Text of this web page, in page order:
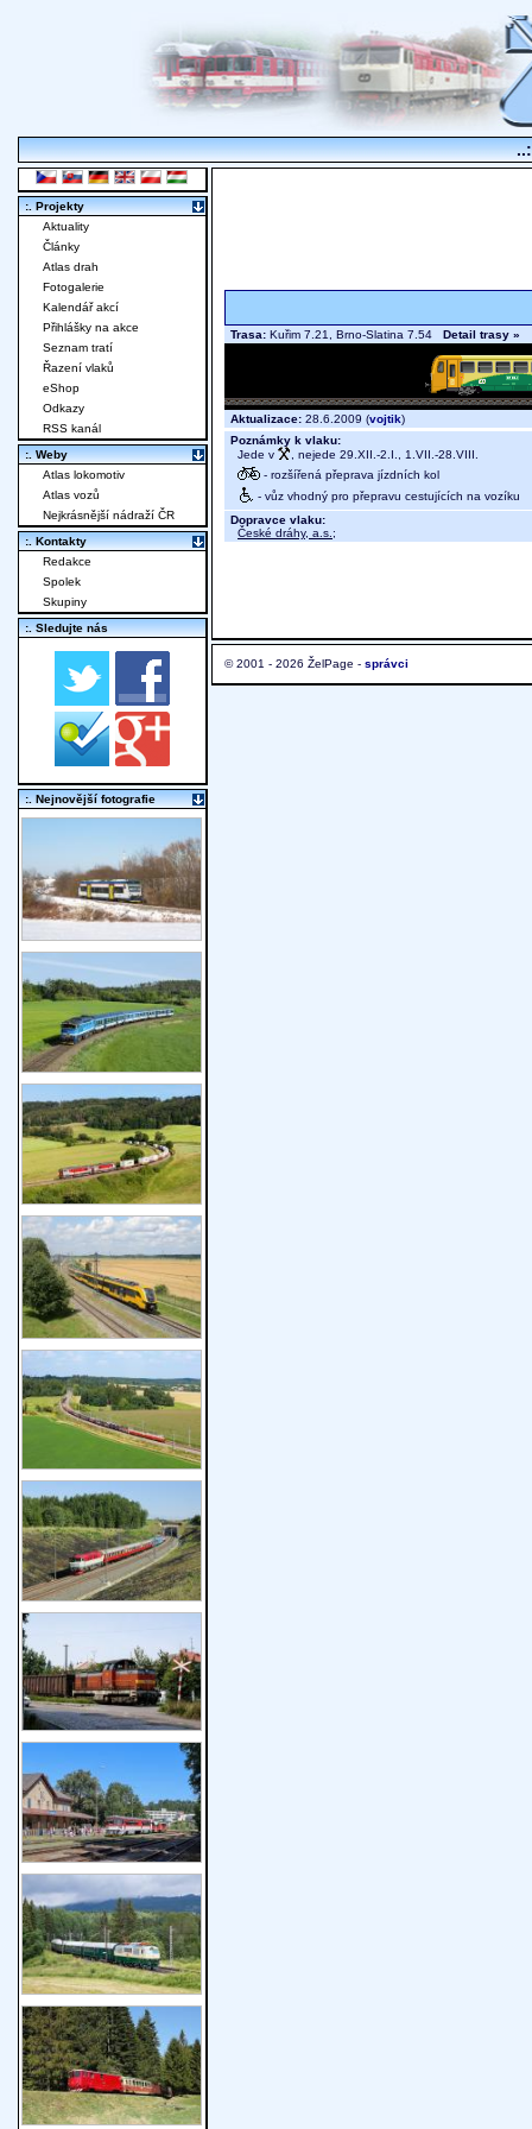
Trasa: Kuřim 7.21, Brno-Slatina 7.54 Detail trasy »
Aktualizace: 28.6.2009 (vojtik)
Poznámky k vlaku:
Jede v
, nejede 29.XII.-2.I., 1.VII.-28.VIII.
- rozšířená přeprava jízdních kol
- vůz vhodný pro přepravu cestujících na vozíku
Dopravce vlaku:
České dráhy, a.s. ;
© 2001 - 2026 ŽelPage - správci
:. Projekty
Aktuality
Články
Atlas drah
Fotogalerie
Kalendář akcí
Přihlášky na akce
Seznam tratí
Řazení vlaků
eShop
Odkazy
RSS kanál
:. Weby
Atlas lokomotiv
Atlas vozů
Nejkrásnější nádraží ČR
:. Kontakty
Redakce
Spolek
Skupiny
:. Sledujte nás
:. Nejnovější fotografie